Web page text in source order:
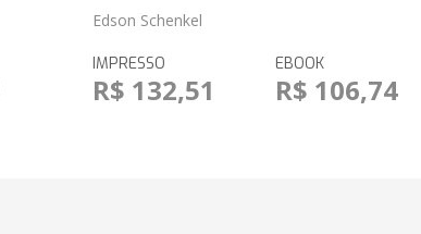
Edson Schenkel
IMPRESSO
R$ 132,51
EBOOK
R$ 106,74